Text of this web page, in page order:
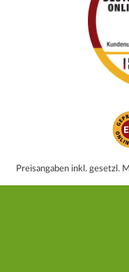
Preisangaben inkl. gesetzl.